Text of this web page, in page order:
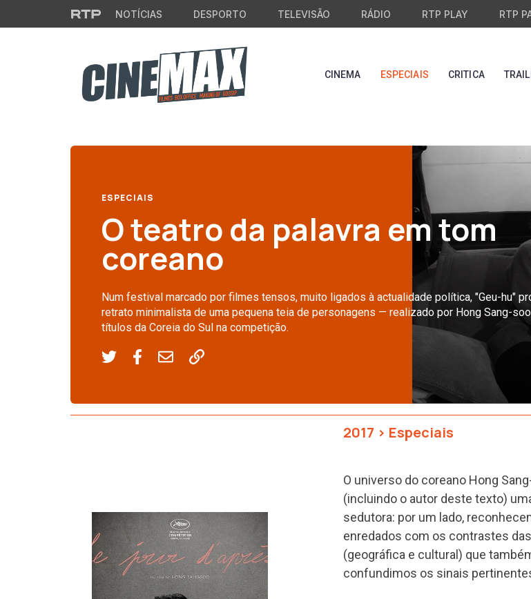
Saltar para o conteúdo principal
NOTÍCIAS DESPORTO TELEVISÃO RÁDIO RTP PLAY RTP
CINEMA ESPECIAIS CRITICA
ESPECIAIS
O teatro da palavra em tom
coreano
Num festival marcado por filmes tensos, muito ligados à actualidade política, "Geu-hu"
retrato minimalista de uma pequena teia de personagens — realizado por Hong Sang-
títulos da Coreia do Sul na competição.
2017 > Especiais
O universo do coreano Hong
(incluindo o autor deste texto)
sedutora: por um lado,
enredados com os contrastes
(geográfica e cultural) que
confundimos os sinais